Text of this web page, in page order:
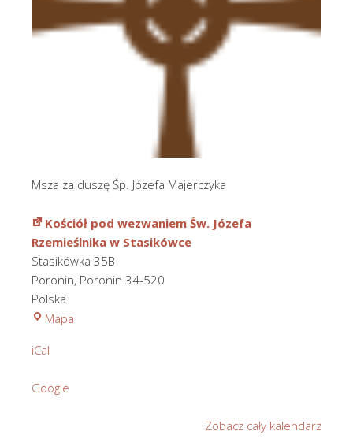
Msza za duszę Śp. Józefa Majerczyka
Kościół pod wezwaniem Św. Józefa
Rzemieślnika w Stasikówce
Stasikówka 35B
Poronin, Poronin 34-520
Polska
Mapa
iCal
Google
Zobacz cały kalendarz